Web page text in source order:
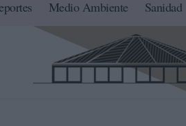
Medio Ambiente Sanidad